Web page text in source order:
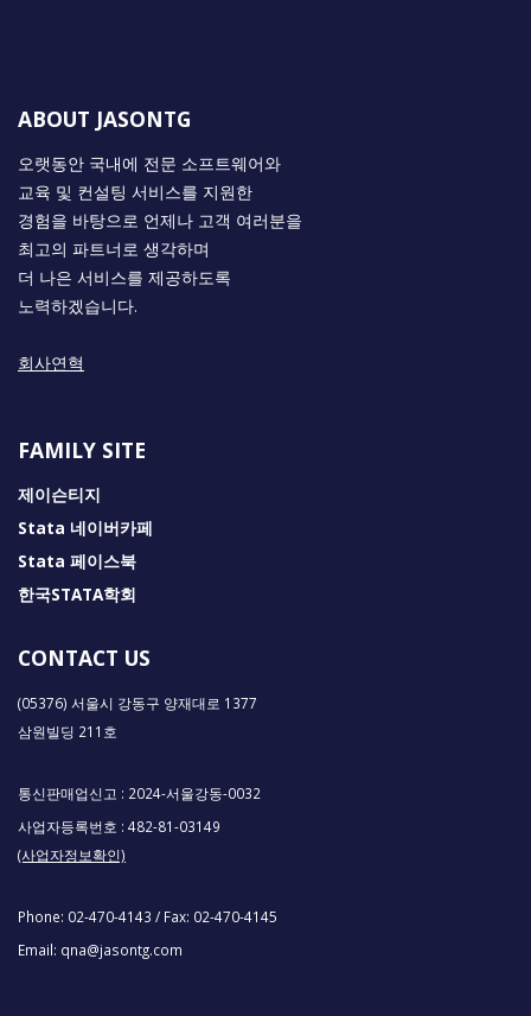
ABOUT JASONTG
오랫동안 국내에 전문 소프트웨어와
교육 및 컨설팅 서비스를 지원한
경험을 바탕으로 언제나 고객 여러분을
최고의 파트너로 생각하며
더 나은 서비스를 제공하도록
노력하겠습니다.
회사연혁
FAMILY SITE
제이슨티지
Stata 네이버카페
Stata 페이스북
한국STATA학회
CONTACT US
(05376) 서울시 강동구 양재대로 1377
삼원빌딩 211호
통신판매업신고 : 2024-서울강동-0032
사업자등록번호 : 482-81-03149
(사업자정보확인)
Phone: 02-470-4143 / Fax: 02-470-4145
Email: qna@jasontg.com